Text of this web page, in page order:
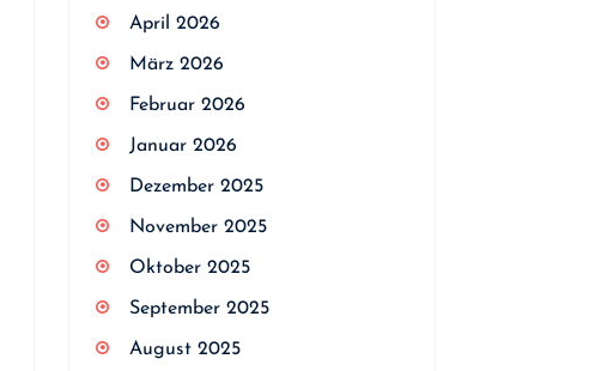
April 2026
März 2026
Februar 2026
Januar 2026
Dezember 2025
November 2025
Oktober 2025
September 2025
August 2025